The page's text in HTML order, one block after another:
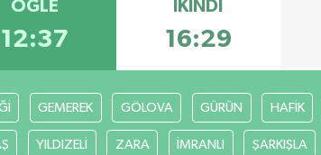
ÖĞLE
12:37
İKINDI
16:29
GEMEREK GÖLOVA GÜRÜN HAFİK
YILDIZELİ ZARA İMRANLI ŞARKIŞLA